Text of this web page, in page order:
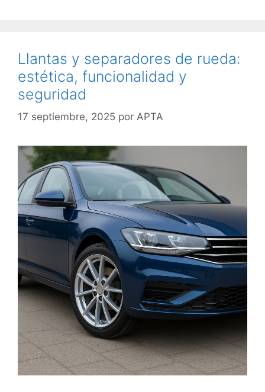
Llantas y separadores de rueda:
estética, funcionalidad y
seguridad
17 septiembre, 2025 por APTA